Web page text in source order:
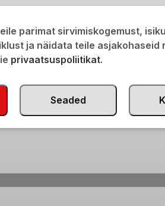
niithalvaa granaatõunaga
200g
parimat sirvimiskogemust,
ja näidata teile asjakohaseid
privaatsuspoliitikat.
Seaded